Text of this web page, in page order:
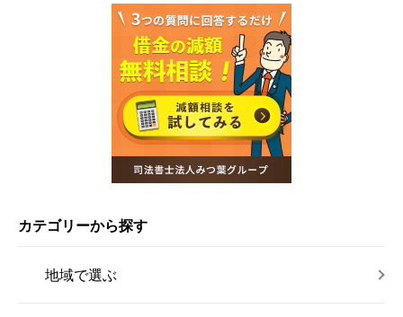
カテゴリーから探す
地域で選ぶ